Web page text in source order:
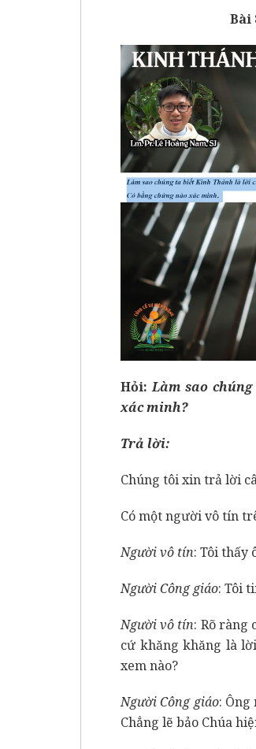
Bài
Hỏi:Làm sao
xác minh?
Trả lời:
Chúng tôi xin trả lời
Có một người vô tín
Người vô tín: Tôi thấy
Người Công giáo: Tôi
Người vô tín: Rõ ràng
cứ khăng khăng là
xem nào?
Người Công giáo: Ông
Chẳng lẽ bảo Chúa